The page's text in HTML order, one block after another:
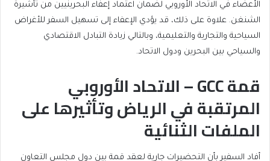
الأعضاء في الاتحاد الأوروبي لضمان اعتماد إعفاء البحرينيين من تأشيرة
الشنغن. علاوة على ذلك، قد يؤدي الإعفاء إلى تسهيل السفر للأغراض
السياحية والتجارية والتعليمية، وبالتالي زيادة التبادل الاقتصادي
والسياحي بين البحرين ودول الاتحاد.
قمة GCC – الاتحاد الأوروبي
المرتقبة في الرياض وتأثيرها على
الملفات الثنائية
أفاد السفير بأن التحضيرات جارية لعقد قمة بين دول مجلس التعاون